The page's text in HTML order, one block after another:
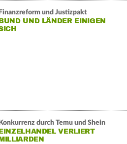
Finanzreform und Justizpakt
UND LÄNDER EINIGEN
Konkurrenz durch Temu und Shein
VERLIERT